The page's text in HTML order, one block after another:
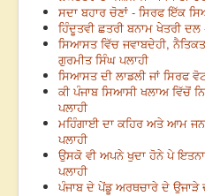
ਸਦਾ ਬਹਾਰ ਚੋਣਾਂ - ਸਿਰਫ ਇੱਕ
ਹਿੰਦੂਤਵੀ ਛਤਰੀ ਬਨਾਮ ਖੇਤਰੀ
ਸਿਆਸਤ ਵਿੱਚ ਜਵਾਬਦੇਹੀ,
ਗੁਰਮੀਤ ਸਿੰਘ ਪਲਾਹੀ
ਸਿਆਸਤ ਦੀ ਲਾਡਲੀ ਜਾਂ ਸਿਰਫ
ਕੀ ਪੰਜਾਬ ਸਿਆਸੀ ਖਲਾਅ ਵਿੱਚੋਂ
ਪਲਾਹੀ
ਮਹਿੰਗਾਈ ਦਾ ਕਹਿਰ ਅਤੇ ਆਮ
ਪਲਾਹੀ
ਉਸਕੋ ਵੀ ਅਪਨੇ ਖੁਦਾ ਹੋਨੇ ਪੇ
ਪਲਾਹੀ
ਪੰਜਾਬ ਦੇ ਪੇਂਡੂ ਅਰਥਚਾਰੇ ਦੇ ਉਜਾੜੇ